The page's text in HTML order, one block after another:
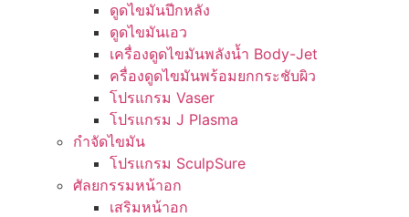
ดูดไขมันปีกหลัง
ดูดไขมันเอว
เครื่องดูดไขมันพลังน้ำ Body-Jet
ครื่องดูดไขมันพร้อมยกกระชับผิว
โปรแกรม Vaser
โปรแกรม J Plasma
กำจัดไขมัน
โปรแกรม SculpSure
ศัลยกรรมหน้าอก
เสริมหน้าอก